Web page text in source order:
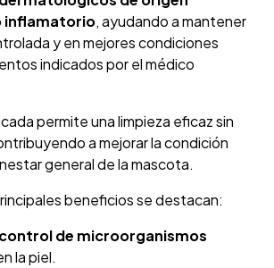
inflamatorio, ayudando a mantener
y en mejores condiciones
indicados por el médico
permite una limpieza eficaz sin
a mejorar la condición
general de la mascota.
beneficios se destacan:
control de microorganismos
la piel.